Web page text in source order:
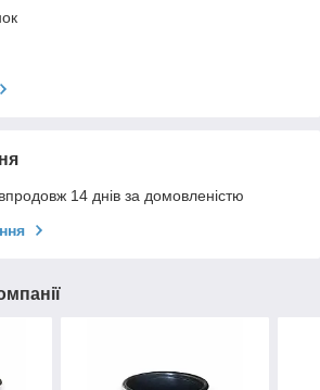
14 днів за домовленістю